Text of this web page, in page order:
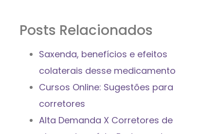
Posts Relacionados
Saxenda, benefícios e efeitos
colaterais desse medicamento
Cursos Online: Sugestões para
corretores
Alta Demanda X Corretores de